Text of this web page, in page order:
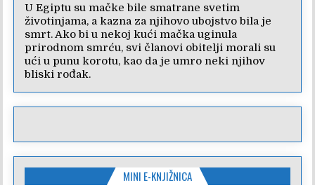
U Egiptu su mačke bile smatrane svetim
životinjama, a kazna za njihovo ubojstvo bila je
smrt. Ako bi u nekoj kući mačka uginula
prirodnom smrću, svi članovi obitelji morali su
ući u punu korotu, kao da je umro neki njihov
bliski rođak.
MINI E-KNJIŽNICA